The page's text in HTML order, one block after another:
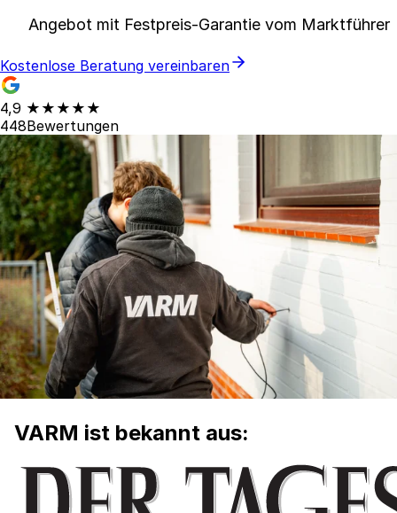
Angebot mit Festpreis-Garantie vom Marktführer
Kostenlose Beratung vereinbaren
4,9 ★★★★★
448Bewertungen
VARM ist bekannt aus: